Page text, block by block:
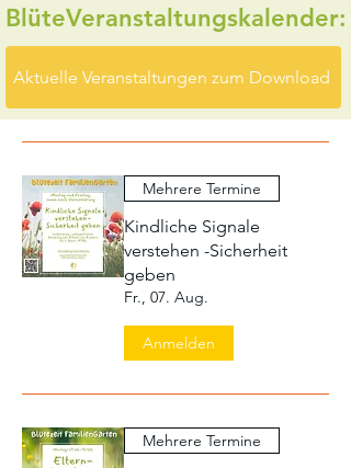
BlüteVeranstaltungskalender:
Aktuelle Veranstaltungen zum Download
Mehrere Termine
Kindliche Signale
verstehen -Sicherheit
geben
Fr., 07. Aug.
Anmelden
Mehrere Termine